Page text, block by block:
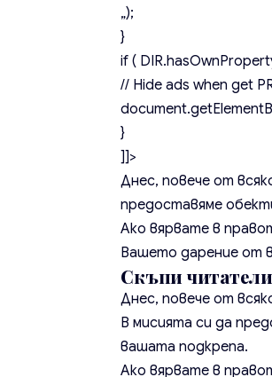
„);
}
if (
// Hide ads when get
}
]]>
Днес, повече от
предоставяме
Ако вярвате в
Вашето дарение от
Скъпи
Днес, повече от
В мисията си да
вашата подкрепа.
Ако вярвате в